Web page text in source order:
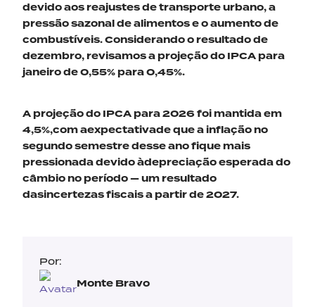
devido aos reajustes de transporte urbano, a
pressão sazonal de alimentos e o aumento de
combustíveis. Considerando o resultado de
dezembro, revisamos a projeção do IPCA para
janeiro de 0,55% para 0,45%.
A projeção do IPCA para 2026 foi mantida em
4,5%,com aexpectativade que a inflação no
segundo semestre desse ano fique mais
pressionada devido àdepreciação esperada do
câmbio no período — um resultado
dasincertezas fiscais a partir de 2027.
Por:
Monte Bravo